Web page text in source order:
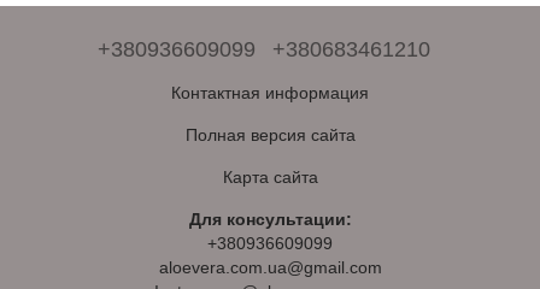
+380936609099 +380683461210
Контактная информация
Полная версия сайта
Карта сайта
Для консультации:
+380936609099
aloevera.com.ua@gmail.com